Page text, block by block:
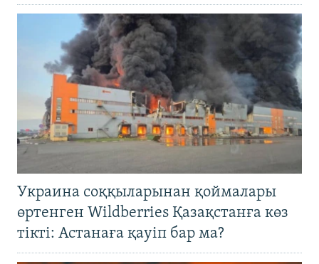
Украина соққыларынан қоймалары
өртенген Wildberries Қазақстанға көз
тікті: Астанаға қауіп бар ма?